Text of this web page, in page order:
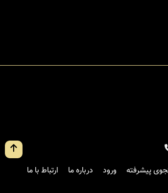
پیشرفته ورود درباره ما ارتباط با ما